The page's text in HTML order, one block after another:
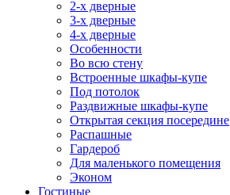
2-х дверные
3-х дверные
4-х дверные
Особенности
Во всю стену
Встроенные шкафы-купе
Под потолок
Раздвижные шкафы-купе
Открытая секция посередине
Распашные
Гардероб
Для маленького помещения
Эконом
Гостиные